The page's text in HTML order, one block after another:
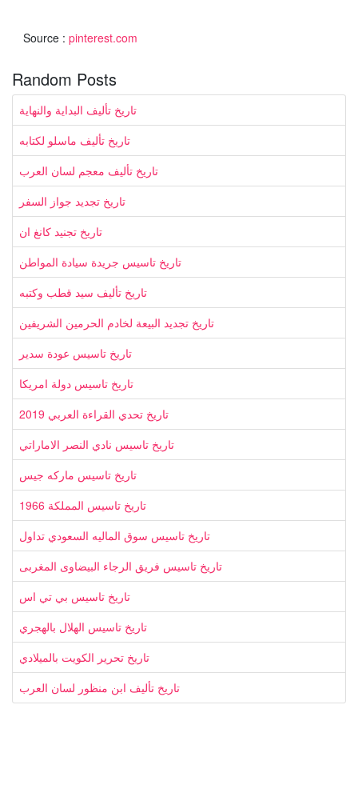
Source : pinterest.com
Random Posts
تاريخ تأليف البداية والنهاية
تاريخ تأليف ماسلو لكتابه
تاريخ تأليف معجم لسان العرب
تاريخ تجديد جواز السفر
تاريخ تجنيد كانغ ان
تاريخ تاسيس جريدة سيادة المواطن
تاريخ تأليف سيد قطب وكتبه
تاريخ تجديد البيعة لخادم الحرمين الشريفين
تاريخ تاسيس عودة سدير
تاريخ تاسيس دولة امريكا
تاريخ تحدي القراءة العربي 2019
تاريخ تاسيس نادي النصر الاماراتي
تاريخ تاسيس ماركه جيس
تاريخ تاسيس المملكة 1966
تاريخ تاسيس سوق الماليه السعودي تداول
تاريخ تاسيس فريق الرجاء البيضاوى المغربى
تاريخ تاسيس بي تي اس
تاريخ تاسيس الهلال بالهجري
تاريخ تحرير الكويت بالميلادي
تاريخ تأليف ابن منظور لسان العرب